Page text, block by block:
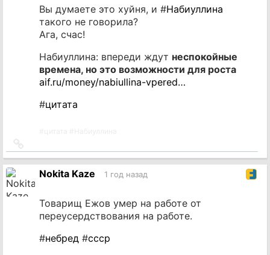
Вы думаете это хуйня, и #Набиуллина
такого не говорила?
Ага, счас!
Набиуллина: впереди ждут неспокойные
времена, но это возможности для роста
aif.ru/money/nabiullina-vpered…
#цитата
на
источник
Nokita Kaze 1 год назад
Товарищ Ежов умер на работе от
переусердствования на работе.
#небред #ссср